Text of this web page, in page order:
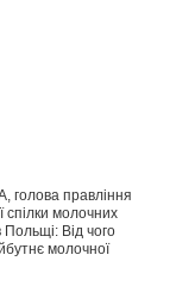
голова правління
спілки молочних
Польщі: Від чого
молочної